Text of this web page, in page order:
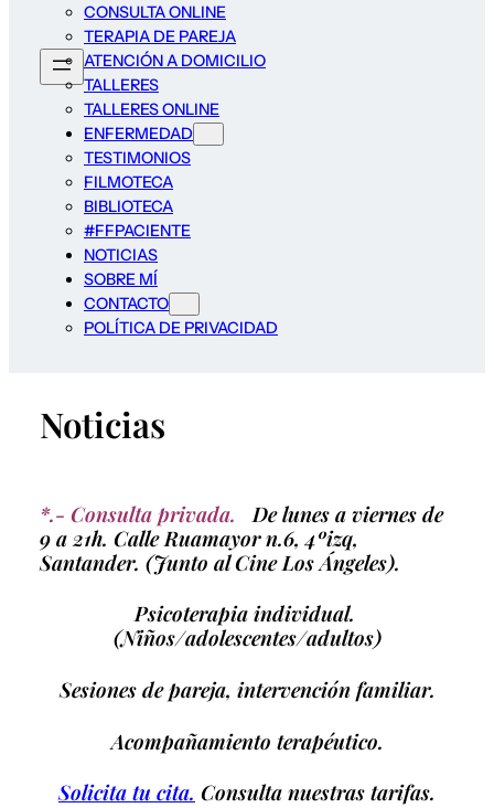
CONSULTA ONLINE
TERAPIA DE PAREJA
ATENCIÓN A DOMICILIO
TALLERES
TALLERES ONLINE
ENFERMEDAD
TESTIMONIOS
FILMOTECA
BIBLIOTECA
#FFPACIENTE
NOTICIAS
SOBRE MÍ
CONTACTO
POLÍTICA DE PRIVACIDAD
Noticias
*.- Consulta privada.
De lunes a viernes de
9 a 21h. Calle Ruamayor n.6, 4ºizq,
Santander. (Junto al Cine Los Ángeles).
Psicoterapia individual.
(Niños/adolescentes/adultos)
Sesiones de pareja, intervención familiar.
Acompañamiento terapéutico.
Solicita tu cita. Consulta nuestras tarifas.